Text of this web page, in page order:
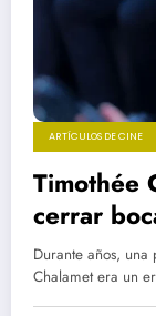
ARTÍCULOS DE CINE
Timothée
cerrar
Durante años,
Chalamet era un